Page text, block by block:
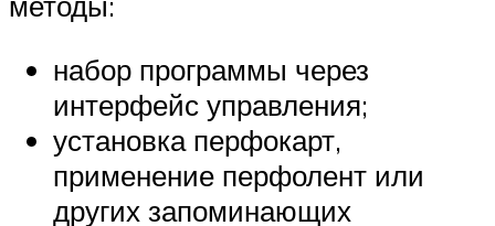
набор программы через
интерфейс управления;
установка перфокарт,
применение перфолент или
других запоминающих